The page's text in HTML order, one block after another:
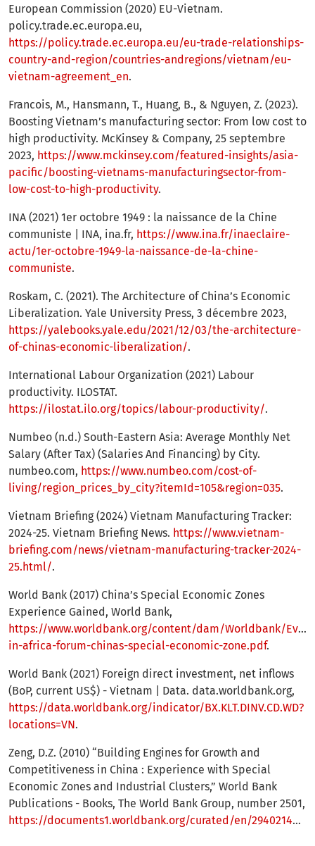
European Commission (2020) EU-Vietnam.
policy.trade.ec.europa.eu,
https://policy.trade.ec.europa.eu/eu-trade-relationships-
country-and-region/countries-andregions/vietnam/eu-
vietnam-agreement_en.
Francois, M., Hansmann, T., Huang, B., & Nguyen, Z. (2023).
Boosting Vietnam’s manufacturing sector: From low cost to
high productivity. McKinsey & Company, 25 septembre
2023, https://www.mckinsey.com/featured-insights/asia-
pacific/boosting-vietnams-manufacturingsector-from-
low-cost-to-high-productivity.
INA (2021) 1er octobre 1949 : la naissance de la Chine
communiste | INA, ina.fr, https://www.ina.fr/inaeclaire-
actu/1er-octobre-1949-la-naissance-de-la-chine-
communiste.
Roskam, C. (2021). The Architecture of China’s Economic
Liberalization. Yale University Press, 3 décembre 2023,
https://yalebooks.yale.edu/2021/12/03/the-architecture-
of-chinas-economic-liberalization/.
International Labour Organization (2021) Labour
productivity. ILOSTAT.
https://ilostat.ilo.org/topics/labour-productivity/.
Numbeo (n.d.) South-Eastern Asia: Average Monthly Net
Salary (After Tax) (Salaries And Financing) by City.
numbeo.com, https://www.numbeo.com/cost-of-
living/region_prices_by_city?itemId=105&region=035.
Vietnam Briefing (2024) Vietnam Manufacturing Tracker:
2024-25. Vietnam Briefing News. https://www.vietnam-
briefing.com/news/vietnam-manufacturing-tracker-2024-
25.html/.
World Bank (2017) China’s Special Economic Zones
Experience Gained, World Bank,
https://www.worldbank.org/content/dam/Worldbank/
in-africa-forum-chinas-special-economic-zone.pdf.
World Bank (2021) Foreign direct investment, net inflows
(BoP, current US$) - Vietnam | Data. data.worldbank.org,
https://data.worldbank.org/indicator/BX.KLT.DINV.CD.WD?
locations=VN.
Zeng, D.Z. (2010) “Building Engines for Growth and
Competitiveness in China : Experience with Special
Economic Zones and Industrial Clusters,” World Bank
Publications - Books, The World Bank Group, number 2501,
https://documents1.worldbank.org/curated/en/294021468213279589/pdf/564470PUB0buil10Box349496B01PUBLIC1.pdf